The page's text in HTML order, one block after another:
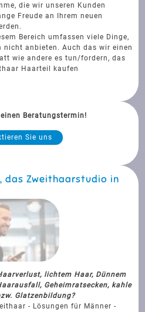
die wir unseren Kunden
Freude an Ihrem neuen
Bereich umfassen viele Dinge,
nicht anbieten. Auch das wir einen
wie andere es tun/fordern, das
Haarteil kaufen
Beratungstermin!
Sie uns
das Zweithaarstudio in
lichtem Haar, Dünnem
Geheimratsecken, kahle
Glatzenbildung?
- Lösungen für Männer -